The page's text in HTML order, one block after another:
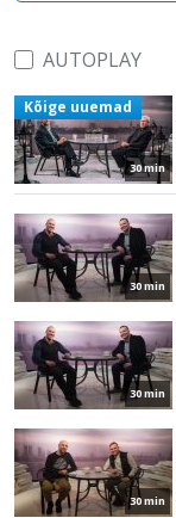
AUTOPLAY
30 min
Kõige uuemad
30 min
30 min
30 min